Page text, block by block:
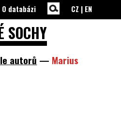
SOCHY
O databázi CZ | EN
autorů — Marius